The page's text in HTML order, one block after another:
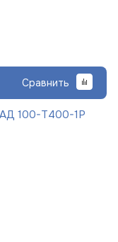
Сравнить
100-Т400-1Р